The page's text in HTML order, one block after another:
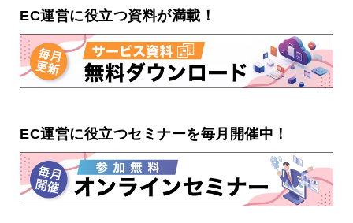
EC運営に役立つ資料が満載！
EC運営に役立つセミナーを毎月開催中！